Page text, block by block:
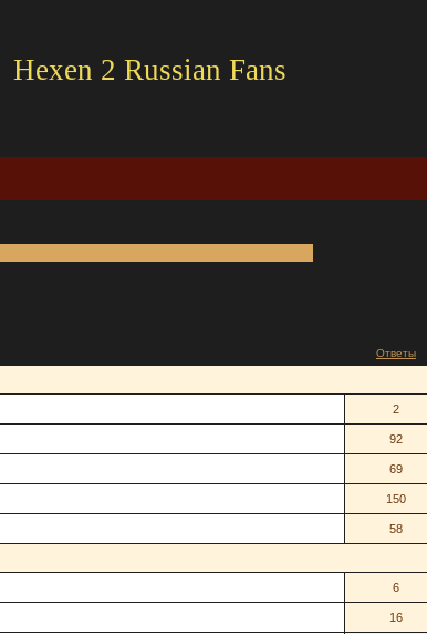
Hexen 2 Russian Fans
Ответы
2
92
69
150
58
6
16